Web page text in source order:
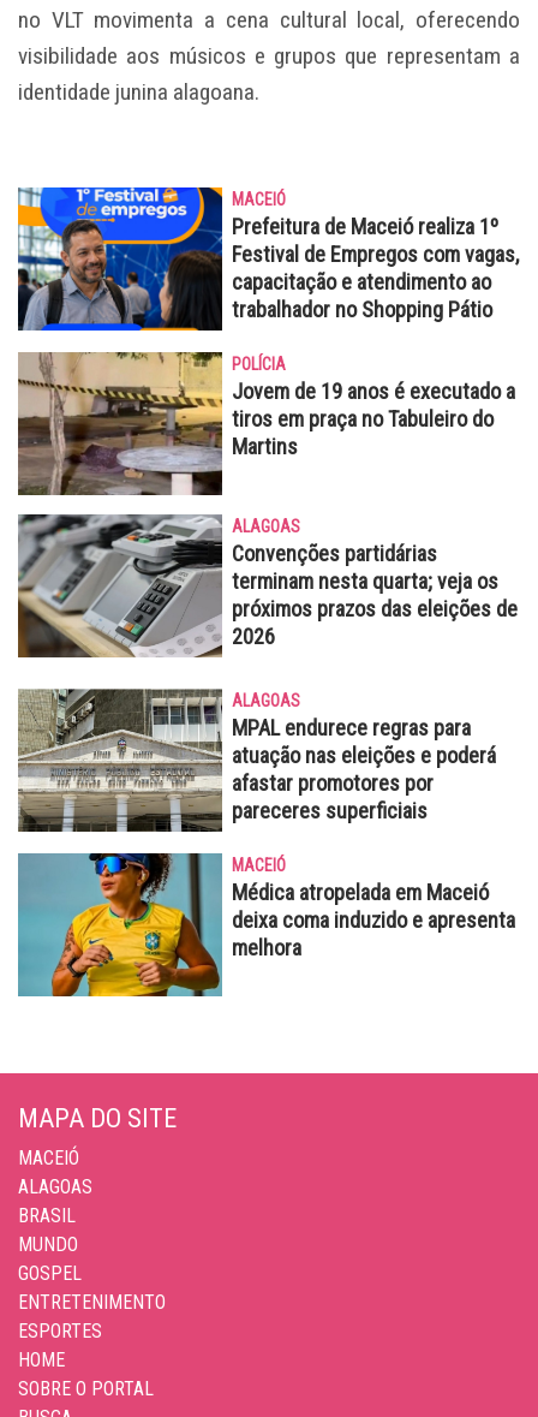
no VLT movimenta a cena cultural local, oferecendo
visibilidade aos músicos e grupos que representam a
identidade junina alagoana.
MACEIÓ
Prefeitura de Maceió realiza 1º
Festival de Empregos com vagas,
capacitação e atendimento ao
trabalhador no Shopping Pátio
POLÍCIA
Jovem de 19 anos é executado a
tiros em praça no Tabuleiro do
Martins
ALAGOAS
Convenções partidárias
terminam nesta quarta; veja os
próximos prazos das eleições de
2026
ALAGOAS
MPAL endurece regras para
atuação nas eleições e poderá
afastar promotores por
pareceres superficiais
MACEIÓ
Médica atropelada em Maceió
deixa coma induzido e apresenta
melhora
MAPA DO SITE
MACEIÓ
ALAGOAS
BRASIL
MUNDO
GOSPEL
ENTRETENIMENTO
ESPORTES
HOME
SOBRE O PORTAL